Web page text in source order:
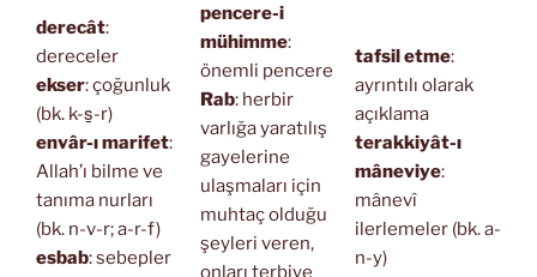
derecât:
dereceler
ekser: çoğunluk
(bk. k-s̱-r)
envâr-ı marifet:
Allah’ı bilme ve
tanıma nurları
(bk. n-v-r; a-r-f)
esbab: sebepler
pencere-i
mühimme:
önemli pencere
Rab: herbir
varlığa yaratılış
gayelerine
ulaşmaları için
muhtaç olduğu
şeyleri veren,
onları terbiye
tafsil etme:
ayrıntılı olarak
açıklama
terakkiyât-ı
mâneviye:
mânevî
ilerlemeler (bk. a-
n-y)